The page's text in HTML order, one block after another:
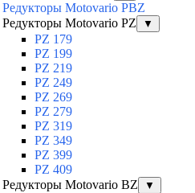
Редукторы Motovario PBZ
Редукторы Motovario PZ
▼
PZ 179
PZ 199
PZ 219
PZ 249
PZ 269
PZ 279
PZ 319
PZ 349
PZ 399
PZ 409
Редукторы Motovario BZ
▼